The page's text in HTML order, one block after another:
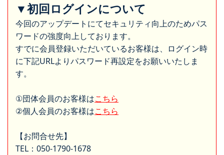
▼初回ログインについて
今回のアップデートにてセキュリティ向上のためパス
ワードの強度向上しております。
すでに会員登録いただいているお客様は、ログイン時
に下記URLよりパスワード再設定をお願いいたしま
す。
①団体会員のお客様はこちら
②個人会員のお客様はこちら
【お問合せ先】
TEL：050-1790-1678